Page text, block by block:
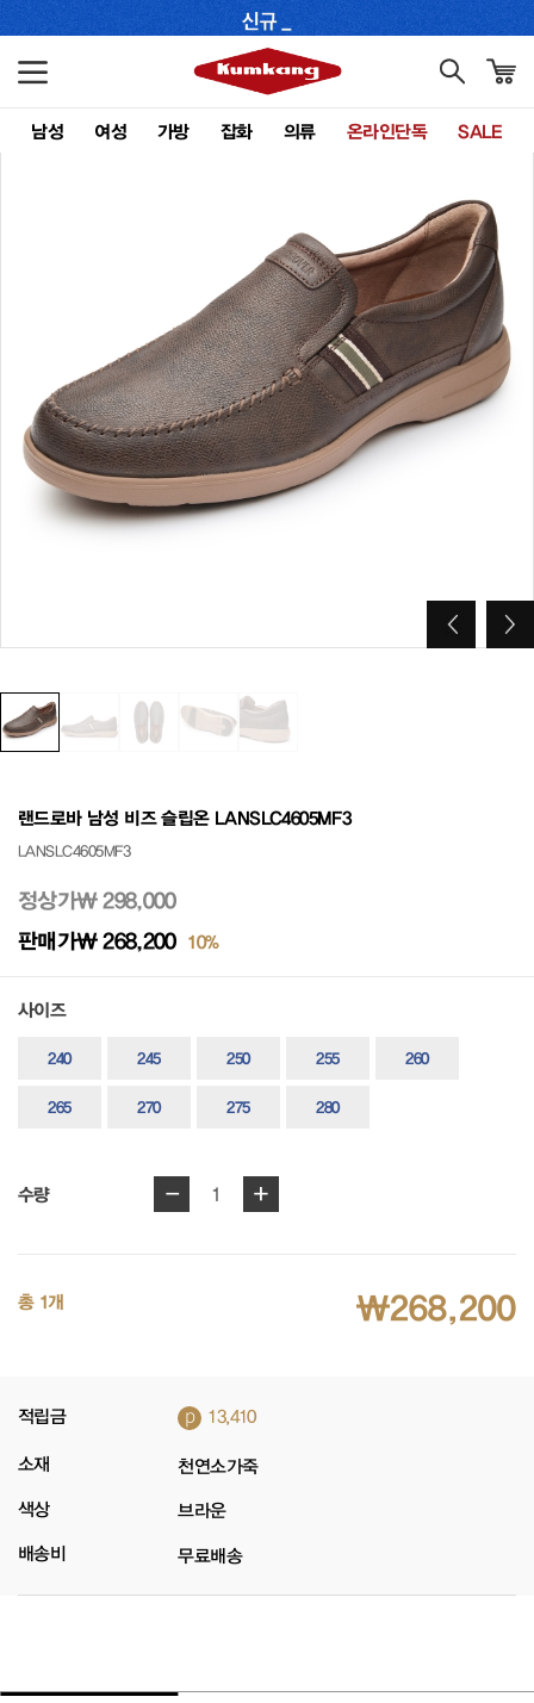
남성 여성 가방 잡화 의류 온라인단독 SALE
랜드로바 남성 비즈 슬립온 LANSLC4605MF3
LANSLC4605MF3
정상가₩ 298,000
판매가₩ 268,200 10%
사이즈
240 245 250 255 260
265 270 275 280
수량 - 1 +
총 1개 ₩268,200
적립금 p 13,410
소재 천연소가죽
색상 브라운
배송비 무료배송